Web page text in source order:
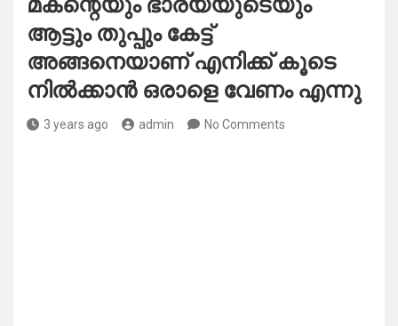
മകന്റെയും ഭാര്യയുടെയും
ആട്ടും തുപ്പും കേട്ട്
അങ്ങനെയാണ് എനിക്ക് കൂടെ
നിൽക്കാൻ ഒരാളെ വേണം എന്നു
3 years ago admin No Comments